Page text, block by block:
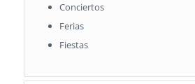
Conciertos
Ferias
Fiestas